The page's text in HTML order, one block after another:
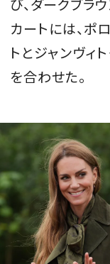
び、ダークブラ
カートには、ポ
トとジャンヴィ
を合わせた。